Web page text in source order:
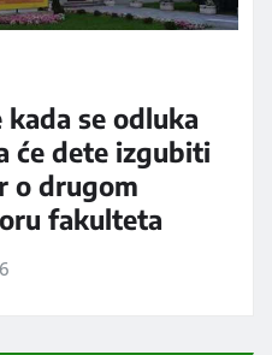
kada se odluka
će dete izgubiti
o drugom
fakulteta